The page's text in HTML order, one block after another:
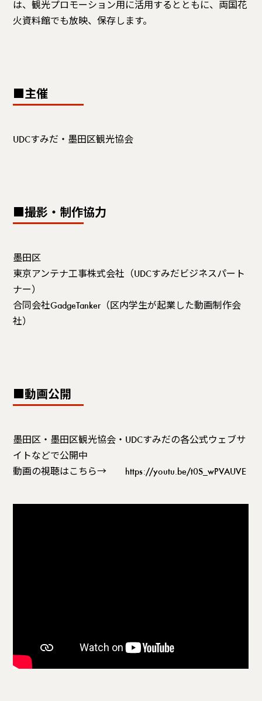
は、観光プロモーション用に活用するとともに、両国花
火資料館でも放映、保存します。
■主催
UDCすみだ・墨田区観光協会
■撮影・制作協力
墨田区
東京アンテナ工事株式会社（UDCすみだビジネスパート
ナー）
合同会社GadgeTanker（区内学生が起業した動画制作会
社）
■動画公開
墨田区・墨田区観光協会・UDCすみだの各公式ウェブサ
イトなどで公開中
動画の視聴はこちら→ https://youtu.be/t0S_wPVAUVE